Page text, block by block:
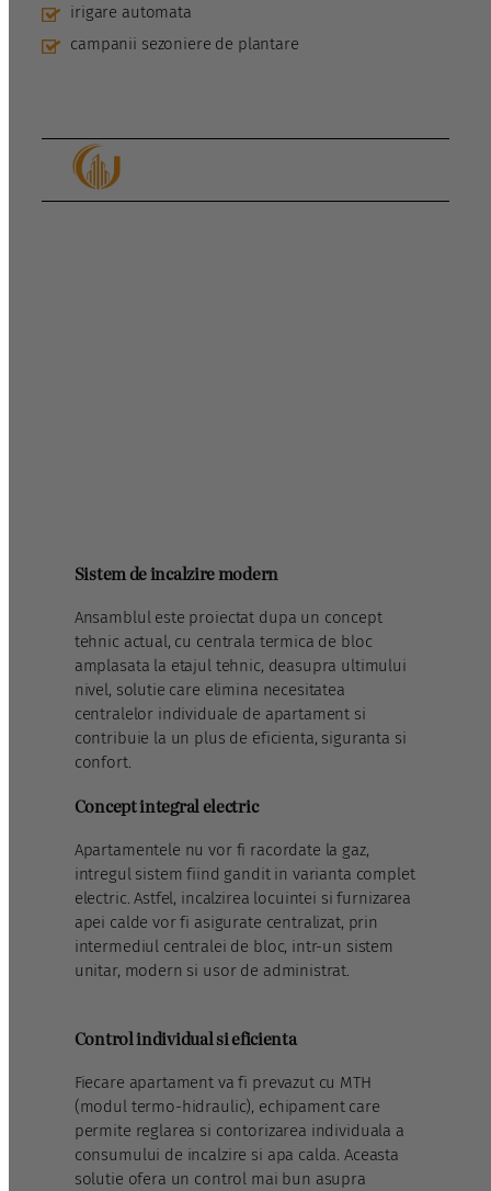
irigare automata
campanii sezoniere de plantare
Sistem de incalzire modern
Ansamblul este proiectat dupa un concept
tehnic actual, cu centrala termica de bloc
amplasata la etajul tehnic, deasupra ultimului
nivel, solutie care elimina necesitatea
centralelor individuale de apartament si
contribuie la un plus de eficienta, siguranta si
confort.
Concept integral electric
Apartamentele nu vor fi racordate la gaz,
intregul sistem fiind gandit in varianta complet
electric. Astfel, incalzirea locuintei si furnizarea
apei calde vor fi asigurate centralizat, prin
intermediul centralei de bloc, intr-un sistem
unitar, modern si usor de administrat.
Control individual si eficienta
Fiecare apartament va fi prevazut cu MTH
(modul termo-hidraulic), echipament care
permite reglarea si contorizarea individuala a
consumului de incalzire si apa calda. Aceasta
solutie ofera un control mai bun asupra